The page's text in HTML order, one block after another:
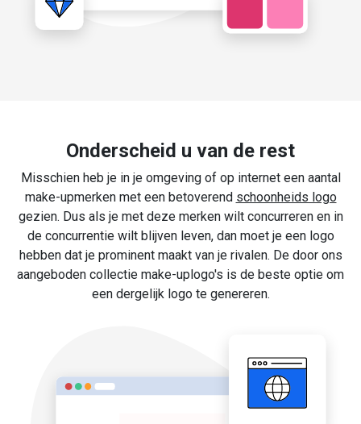
Onderscheid u van de rest
Misschien heb je in je omgeving of op internet een aantal
make-upmerken met een betoverend schoonheids logo
gezien. Dus als je met deze merken wilt concurreren en in
de concurrentie wilt blijven leven, dan moet je een logo
hebben dat je prominent maakt van je rivalen. De door ons
aangeboden collectie make-uplogo's is de beste optie om
een dergelijk logo te genereren.